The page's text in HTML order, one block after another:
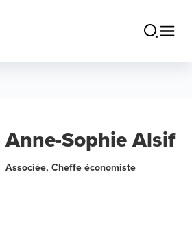
Anne-Sophie Alsif
Associée, Cheffe économiste